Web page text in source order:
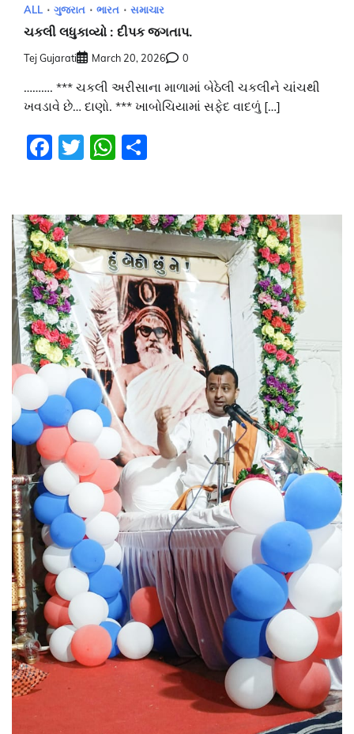
ALL ગુજરાત ભારત સમાચાર
ચકલી લધુકાવ્યો : દીપક જગતાપ.
Tej Gujarati March 20, 2026 0
………. *** ચકલી અરીસાના માળામાં બેઠેલી ચકલીને ચાંચથી
ખવડાવે છે… દાણો. *** ખાબોચિયામાં સફેદ વાદળું […]
Facebook
TwitterWhatsApp